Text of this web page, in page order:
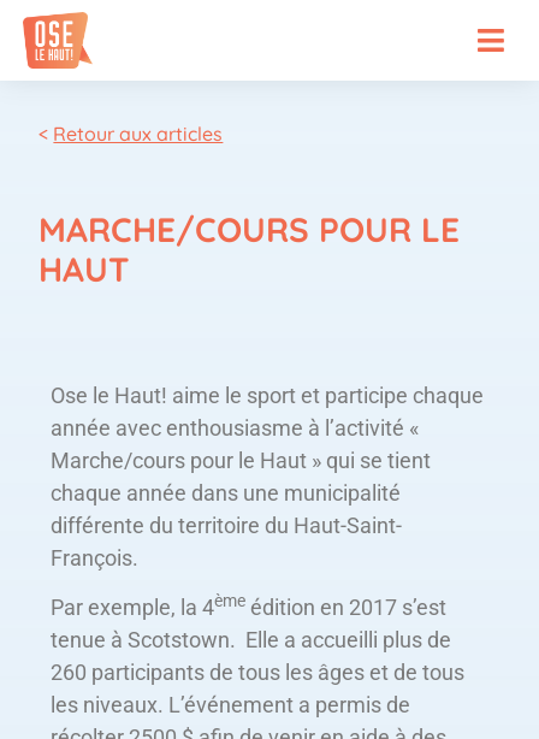
< Retour aux articles
MARCHE/COURS POUR LE
HAUT
Ose le Haut! aime le sport et participe chaque
année avec enthousiasme à l’activité «
Marche/cours pour le Haut » qui se tient
chaque année dans une municipalité
différente du territoire du Haut-Saint-
François.
Par exemple, la 4ème édition en 2017 s’est
tenue à Scotstown. Elle a accueilli plus de
260 participants de tous les âges et de tous
les niveaux. L’événement a permis de